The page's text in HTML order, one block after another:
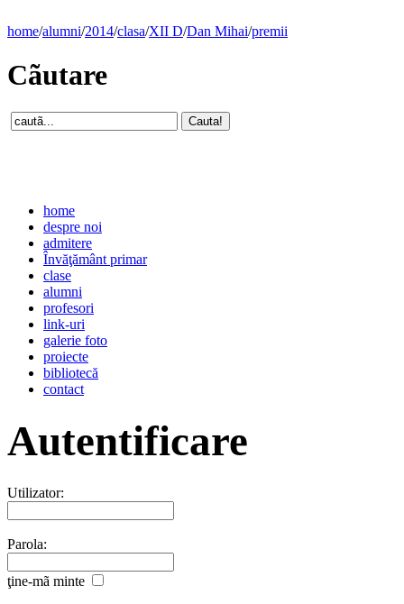
home/alumni/2014/clasa/XII D/Dan Mihai/premii
Cãutare
home
despre noi
admitere
Învăţământ primar
clase
alumni
profesori
link-uri
galerie foto
proiecte
bibliotecă
contact
Autentificare
Utilizator:
Parola:
ţine-mã minte